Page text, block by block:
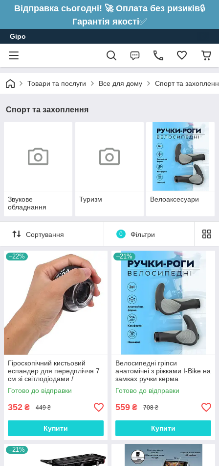
Відправка сьогодні! 🚀 Оплата без ризиків🔒
Гарантія якості✅
Gipo
Товари та послуги Все для дому Спорт та
Спорт та захоплення
Звукове
обладнання
Туризм Велоаксесуари
Сортування 0 Фільтри
–22%
Гіроскопічний кистьовий
еспандер для передпліччя 7
см зі світлодіодами /
Тренажер куля для
зміцнення рук та зап'ястя
Готово до відправки
352 ₴ 449 ₴
Купити
–21%
Велосипедні гріпси
анатомічні з ріжками I-Bike на
замках ручки керма
ергономічні, Gp
Готово до відправки
559 ₴ 708 ₴
Купити
–21%